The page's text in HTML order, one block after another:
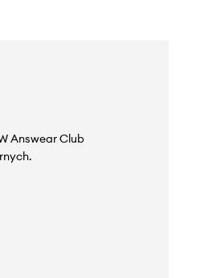
Answear Club